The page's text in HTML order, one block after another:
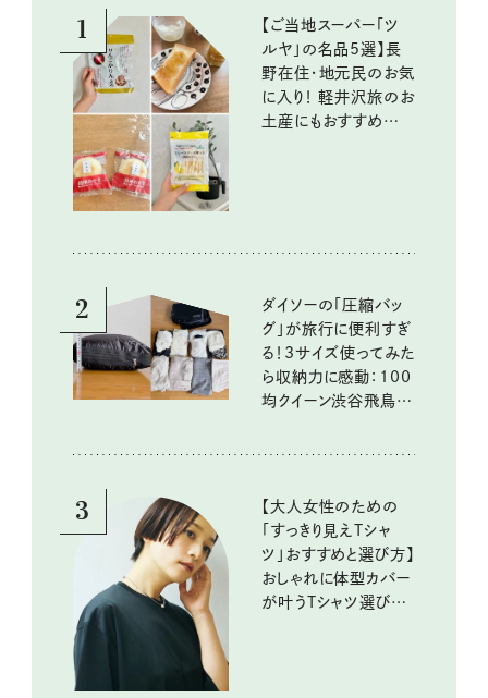
1
【ご当地スーパー「ツ
ルヤ」の名品5選】長
野在住・地元民のお気
に入り！ 軽井沢旅のお
土産にもおすすめのお
2
ダイソーの「圧縮バッ
グ」が旅行に便利すぎ
る！3サイズ使ってみた
ら収納力に感動：100
均クイーン渋谷飛鳥の
3
【大人女性のための
「すっきり見えTシャ
ツ」おすすめと選び方】
おしゃれに体型カバー
が叶うTシャツ選びの